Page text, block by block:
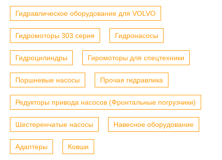
Гидравлическое оборудование для VOLVO
Гидромоторы 303 серия Гидронасосы
Гидроцилиндры Гиромоторы для спецтехники
Поршневые насосы Прочая гидравлика
Редукторы привода насосов (Фронтальные погрузчики)
Шестеренчатые насосы Навесное оборудование
Адаптеры Ковши